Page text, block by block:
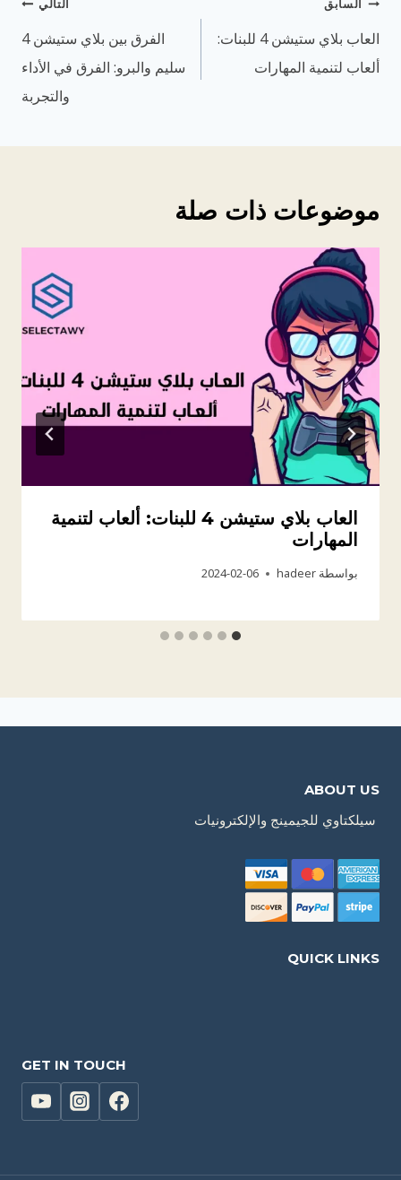
المقالات
العاب بلاي ستيشن 4 للبنات:
ألعاب لتنمية المهارات
الفرق بين بلاي ستيشن 4
سليم والبرو: الفرق في الأداء
والتجربة
موضوعات ذات صلة
العاب بلاي ستيشن 4 للبنات: ألعاب لتنمية
المهارات
بواسطة hadeer
2024-02-06
ABOUT US
سيلكتاوي للجيمينج والإلكترونيات
QUICK LINKS
GET IN TOUCH